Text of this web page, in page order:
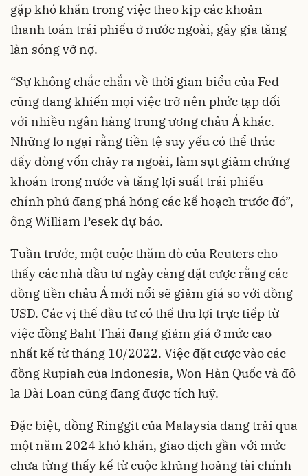
gặp khó khăn trong việc theo kịp các khoản
thanh toán trái phiếu ở nước ngoài, gây gia tăng
làn sóng vỡ nợ.
“Sự không chắc chắn về thời gian biểu của Fed
cũng đang khiến mọi việc trở nên phức tạp đối
với nhiều ngân hàng trung ương châu Á khác.
Những lo ngại rằng tiền tệ suy yếu có thể thúc
đẩy dòng vốn chảy ra ngoài, làm sụt giảm chứng
khoán trong nước và tăng lợi suất trái phiếu
chính phủ đang phá hỏng các kế hoạch trước đó”,
ông William Pesek dự báo.
Tuần trước, một cuộc thăm dò của Reuters cho
thấy các nhà đầu tư ngày càng đặt cược rằng các
đồng tiền châu Á mới nổi sẽ giảm giá so với đồng
USD. Các vị thế đầu tư có thể thu lợi trực tiếp từ
việc đồng Baht Thái đang giảm giá ở mức cao
nhất kể từ tháng 10/2022. Việc đặt cược vào các
đồng Rupiah của Indonesia, Won Hàn Quốc và đô
la Đài Loan cũng đang được tích luỹ.
Đặc biệt, đồng Ringgit của Malaysia đang trải qua
một năm 2024 khó khăn, giao dịch gần với mức
chưa từng thấy kể từ cuộc khủng hoảng tài chính